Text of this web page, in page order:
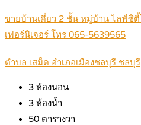
ขายบ้านเดี่ยว 2 ชั้น หมู่บ้าน ไลฟ์ซิ
เฟอร์นิเจอร์ โทร 065-5639565
ตำบล เสม็ด อำเภอเมืองชลบุรี ชลบุรี
3 ห้องนอน
3 ห้องน้ำ
50 ตารางวา